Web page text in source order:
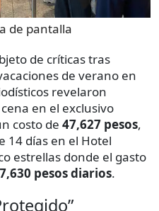
de pantalla
de críticas tras
de verano en
revelaron
en el exclusivo
costo de 47,627 pesos,
14 días en el Hotel
estrellas donde el gasto
7,630 pesos diarios.